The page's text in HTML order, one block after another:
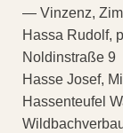
— Vinzenz,
Hassa Rudolf,
Noldinstraße 9
Hasse Josef,
Hassenteufel